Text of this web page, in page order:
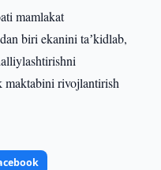
mamlakat
biri ekanini taʼkidlab,
rivojlantirish